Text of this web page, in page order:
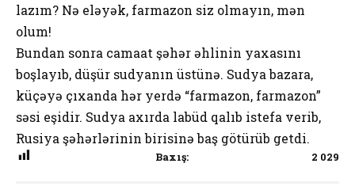
lazım? Nə eləyək, farmazоn siz оlmayın, mən
оlum!
Bundan sоnra camaat şəhər əhlinin yaxasını
bоşlayıb, düşür sudyanın üstünə. Sudya bazara,
küçəyə çıxanda hər yerdə “farmazоn, farmazоn”
səsi eşidir. Sudya axırda labüd qalıb istefa verib,
Rusiya şəhərlərinin birisinə baş götürüb getdi.
Baxış: 2 029